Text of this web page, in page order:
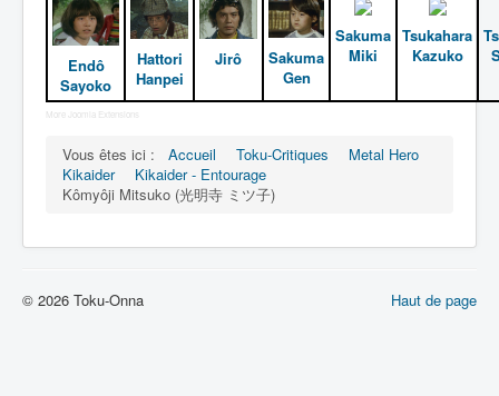
Déguisements
[]
_
Famille Kômyôji
Endô
Sayoko
Hattori
Hanpei
Jirô
Sakuma
Gen
Sakuma
Miki
Tsukahara
Kazuko
More Joomla Extensions
Vous êtes ici : Accueil Toku-Critiques
Metal Hero
Kikaider
Kikaider - Entourage
Kômyôji Mitsuko (光明寺 ミツ子)
Haut de page
© 2026 Toku-Onna